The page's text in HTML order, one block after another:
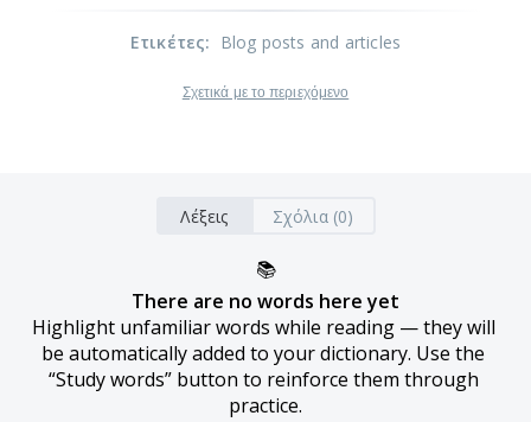
Ετικέτες: Blog posts and articles
Σχετικά με το περιεχόμενο
Λέξεις Σχόλια (0)
📚
There are no words here yet
Highlight unfamiliar words while reading — they will
be automatically added to your dictionary. Use the
“Study words” button to reinforce them through
practice.